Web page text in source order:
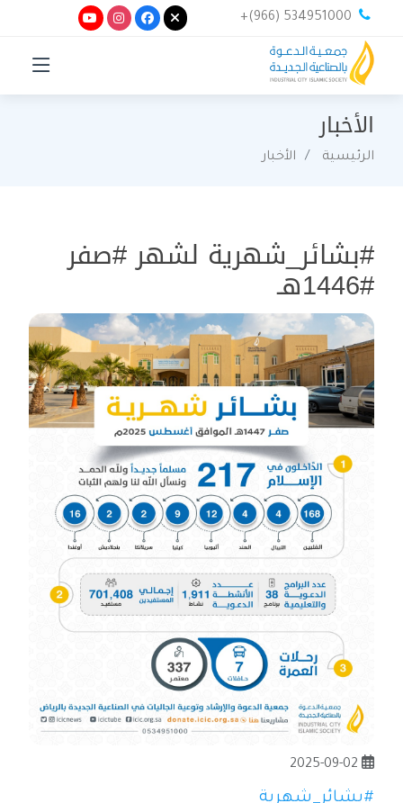
+(966) 534951000
الأخبار
الرئيسية الأخبار
#بشائر_شهرية لشهر #صفر
#1446هـ
#بشائر_شهرية